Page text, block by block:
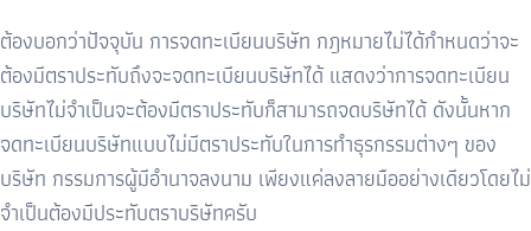
ต้องบอกว่าปัจจุบัน การจดทะเบียนบริษัท กฎหมายไม่ได้กำหนดว่าจะ
ต้องมีตราประทับถึงจะจดทะเบียนบริษัทได้ แสดงว่าการจดทะเบียน
บริษัทไม่จำเป็นจะต้องมีตราประทับก็สามารถจดบริษัทได้ ดังนั้นหาก
จดทะเบียนบริษัทแบบไม่มีตราประทับในการทำธุรกรรมต่างๆ ของ
บริษัท กรรมการผู้มีอำนาจลงนาม เพียงแค่ลงลายมืออย่างเดียวโดยไม่
จำเป็นต้องมีประทับตราบริษัทครับ